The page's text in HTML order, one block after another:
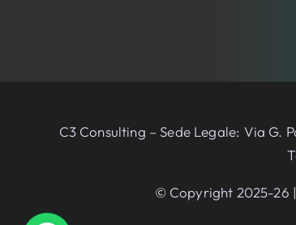
C3 Consulting – Sede Legale: Via G.
© Copyright 2025-26